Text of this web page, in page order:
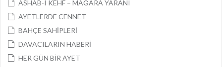
ASHAB-I KEHF – MAĞARA YARANI
AYETLERDE CENNET
BAHÇE SAHİPLERİ
DAVACILARIN HABERİ
HER GÜN BİR AYET